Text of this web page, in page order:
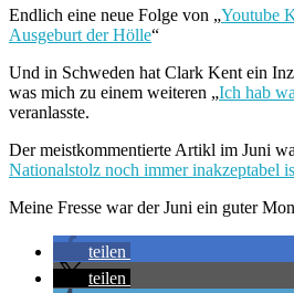
Endlich eine neue Folge von „Youtube
Ausgeburt der Hölle“
Und in Schweden hat Clark Kent ein
was mich zu einem weiteren „Ich hab
veranlasste.
Der meistkommentierte Artikl im Juni
Nationalstolz noch immer inakzeptabel
Meine Fresse war der Juni ein guter
teilen
teilen